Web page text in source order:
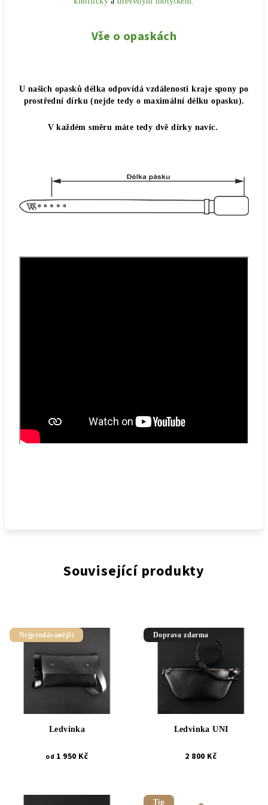
Vše o opaskách
U našich opasků délka odpovídá vzdálenosti kraje spony po
prostřední dírku (nejde tedy o maximální délku opasku).
V každém směru máte tedy dvě dírky navíc.
Související produkty
Nejprodávanější
Ledvinka
od 1 950 Kč
Doprava zdarma
Ledvinka UNI
2 800 Kč
Tip